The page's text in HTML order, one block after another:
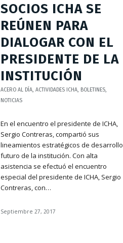
SOCIOS ICHA SE
REÚNEN PARA
DIALOGAR CON EL
PRESIDENTE DE LA
INSTITUCIÓN
ACERO AL DÍA,ACTIVIDADES ICHA, BOLETINES,
NOTICIAS
En el encuentro el presidente de ICHA,
Sergio Contreras, compartió sus
lineamientos estratégicos de desarrollo
futuro de la institución. Con alta
asistencia se efectuó el encuentro
especial del presidente de ICHA, Sergio
Contreras, con…
Septiembre 27, 2017